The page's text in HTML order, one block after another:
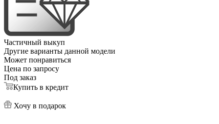
Частичный выкуп
Другие варианты данной модели
Может понравиться
Цена по запросу
Под заказ
Купить в кредит
Хочу в подарок